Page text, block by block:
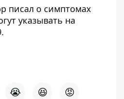
писал о симптомах
указывать на
.
😭 😆 😡